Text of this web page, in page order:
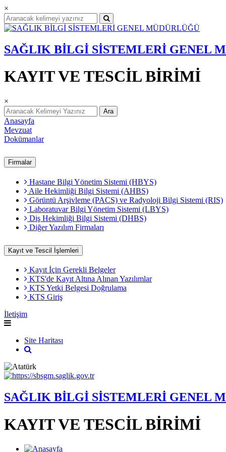
×
SAĞLIK BİLGİ SİSTEMLERİ GENEL
KAYIT VE TESCİL BİRİMİ
×
Ara
Anasayfa
Mevzuat
Dokümanlar
Firmalar
Hastane Bilgi Yönetim Sistemi (HBYS)
Aile Hekimliği Bilgi Sistemi (AHBS)
Görüntü Arşivleme (PACS) ve Radyoloji Bilgi Sistemi (RIS)
Laboratuvar Bilgi Yönetim Sistemi (LBYS)
Diş Hekimliği Bilgi Sistemi (DHBS)
Diğer Yazılım Firmaları
Kayıt ve Tescil İşlemleri
Kayıt İçin Gerekli Belgeler
KTS'de Kayıt Altına Alınan Yazılımlar
KTS Yetki Belgesi Doğrulama
KTS Giriş
İletişim
Site Haritası
SAĞLIK BİLGİ SİSTEMLERİ GENEL
KAYIT VE TESCİL BİRİMİ